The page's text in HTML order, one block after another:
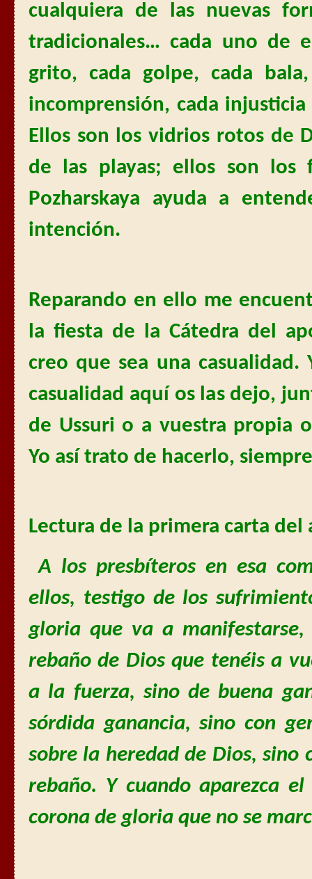
cualquiera de las nuevas
tradicionales… cada uno de
grito, cada golpe, cada
incomprensión, cada
Ellos son los vidrios rotos de
de las playas; ellos son los
Pozharskaya ayuda a
intención.
Reparando en ello me
la fiesta de la Cátedra del
creo que sea una
casualidad aquí os las dejo,
de Ussuri o a vuestra propia
Yo así trato de hacerlo,
Lectura de la primera carta del
A los presbíteros en esa
ellos, testigo de los
gloria que va a manifestarse,
rebaño de Dios que tenéis a
a la fuerza, sino de buena
sórdida ganancia, sino con
sobre la heredad de Dios, sino
rebaño. Y cuando aparezca
corona de gloria que no se